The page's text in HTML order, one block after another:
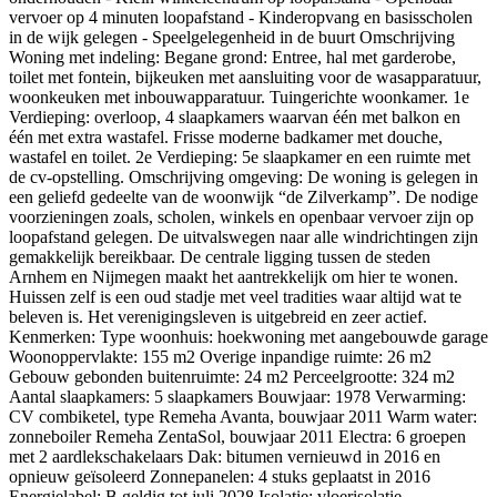
vervoer op 4 minuten loopafstand - Kinderopvang en basisscholen
in de wijk gelegen - Speelgelegenheid in de buurt Omschrijving
Woning met indeling: Begane grond: Entree, hal met garderobe,
toilet met fontein, bijkeuken met aansluiting voor de wasapparatuur,
woonkeuken met inbouwapparatuur. Tuingerichte woonkamer. 1e
Verdieping: overloop, 4 slaapkamers waarvan één met balkon en
één met extra wastafel. Frisse moderne badkamer met douche,
wastafel en toilet. 2e Verdieping: 5e slaapkamer en een ruimte met
de cv-opstelling. Omschrijving omgeving: De woning is gelegen in
een geliefd gedeelte van de woonwijk “de Zilverkamp”. De nodige
voorzieningen zoals, scholen, winkels en openbaar vervoer zijn op
loopafstand gelegen. De uitvalswegen naar alle windrichtingen zijn
gemakkelijk bereikbaar. De centrale ligging tussen de steden
Arnhem en Nijmegen maakt het aantrekkelijk om hier te wonen.
Huissen zelf is een oud stadje met veel tradities waar altijd wat te
beleven is. Het verenigingsleven is uitgebreid en zeer actief.
Kenmerken: Type woonhuis: hoekwoning met aangebouwde garage
Woonoppervlakte: 155 m2 Overige inpandige ruimte: 26 m2
Gebouw gebonden buitenruimte: 24 m2 Perceelgrootte: 324 m2
Aantal slaapkamers: 5 slaapkamers Bouwjaar: 1978 Verwarming:
CV combiketel, type Remeha Avanta, bouwjaar 2011 Warm water:
zonneboiler Remeha ZentaSol, bouwjaar 2011 Electra: 6 groepen
met 2 aardlekschakelaars Dak: bitumen vernieuwd in 2016 en
opnieuw geïsoleerd Zonnepanelen: 4 stuks geplaatst in 2016